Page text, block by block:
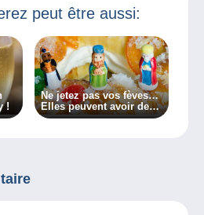
peut être aussi:
!
Ne jetez pas vos fèves…
Elles peuvent avoir de la
valeur !